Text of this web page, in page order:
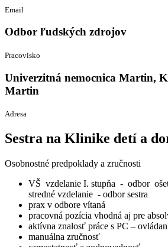
Email
Odbor ľudských zdrojov
Pracovisko
Univerzitná nemocnica Martin,
Martin
Adresa
Sestra na Klinike detí a
Osobnostné predpoklady a zručnosti
VŠ vzdelanie I. stupňa - odbor
stredné vzdelanie - odbor sestra
prax v odbore vítaná
pracovná pozícia vhodná aj pre
aktívna znalosť práce s PC –
manuálna zručnosť